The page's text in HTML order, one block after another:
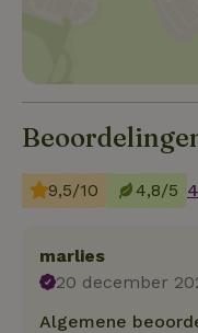
9,5/10 4,8/5
marlies
20 december
Algemene